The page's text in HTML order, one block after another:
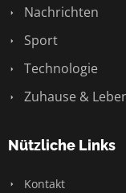
Nachrichten
Sport
Technologie
Zuhause &
Nützliche Links
Kontakt